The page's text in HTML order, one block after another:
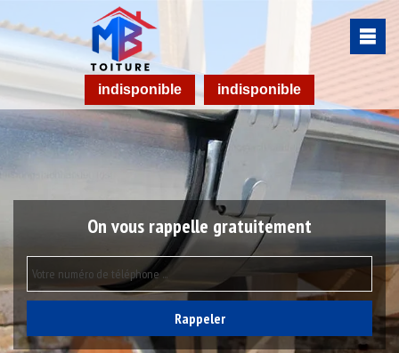
indisponible indisponible
On vous rappelle gratuitement